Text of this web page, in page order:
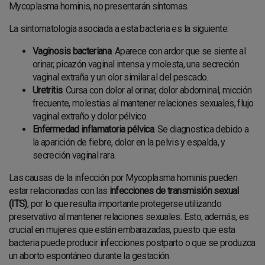
NOTICIAS
BLOG
RADIOLOGÍA
RESONANCIA MAGNÉTICA
Mycoplasma hominis, no presentarán síntomas.
La sintomatología asociada a esta bacteria es la siguiente:
Vaginosis bacteriana. Aparece con ardor que se siente al
orinar, picazón vaginal intensa y molesta, una secreción
vaginal extraña y un olor similar al del pescado.
Uretritis. Cursa con dolor al orinar, dolor abdominal, micción
frecuente, molestias al mantener relaciones sexuales, flujo
vaginal extraño y dolor pélvico.
Enfermedad inflamatoria pélvica. Se diagnostica debido a
la aparición de fiebre, dolor en la pelvis y espalda, y
secreción vaginal rara.
Las causas de la infección por Mycoplasma hominis pueden
estar relacionadas con las infecciones de transmisión sexual
(ITS), por lo que resulta importante protegerse utilizando
preservativo al mantener relaciones sexuales. Esto, además, es
crucial en mujeres que están embarazadas, puesto que esta
bacteria puede producir infecciones postparto o que se produzca
un aborto espontáneo durante la gestación.